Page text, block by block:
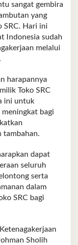
sangat gembira
yang
SRC. Hari ini
Indonesia sudah
melalui
harapannya
Toko SRC
ini untuk
meningkat bagi
tambahan.
dapat
seluruh
serta
dalam
SRC bagi
Sholih